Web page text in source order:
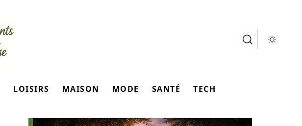
LOISIRS MAISON MODE SANTÉ TECH